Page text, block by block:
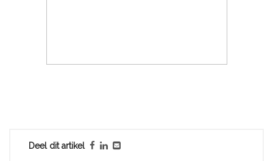
Deel dit artikel